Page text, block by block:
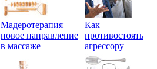
Мадеротерапия –
новое направление
в массаже
Как
противостоять
агрессору